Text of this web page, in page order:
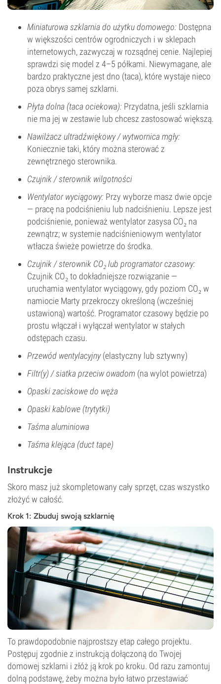
Miniaturowa szklarnia do użytku domowego: Dostępna
w większości centrów ogrodniczych i w sklepach
internetowych, zazwyczaj w rozsądnej cenie. Najlepiej
sprawdzi się model z 4–5 półkami. Niewymagane, ale
bardzo praktyczne jest dno (taca), które wystaje nieco
poza obrys samej szklarni.
Płyta dolna (taca ociekowa): Przydatna, jeśli szklarnia
nie ma jej w zestawie lub chcesz zastosować większą.
Nawilżacz ultradźwiękowy / wytwornica mgły:
Koniecznie taki, który można sterować z
zewnętrznego sterownika.
Czujnik / sterownik wilgotności
Wentylator wyciągowy: Przy wyborze masz dwie opcje
— pracę na podciśnieniu lub nadciśnieniu. Lepsze jest
podciśnienie, ponieważ wentylator zasysa CO₂ na
zewnątrz; w systemie nadciśnieniowym wentylator
wtłacza świeże powietrze do środka.
Czujnik / sterownik CO₂ lub programator czasowy:
Czujnik CO₂ to dokładniejsze rozwiązanie —
uruchamia wentylator wyciągowy, gdy poziom CO₂ w
namiocie Marty przekroczy określoną (wcześniej
ustawioną) wartość. Programator czasowy będzie po
prostu włączał i wyłączał wentylator w stałych
odstępach czasu.
Przewód wentylacyjny(elastyczny lub sztywny)
Filtr(y) / siatka przeciw owadom (na wylot powietrza)
Opaski zaciskowe do węża
Opaski kablowe (trytytki)
Taśma aluminiowa
Taśma klejąca (duct tape)
Instrukcje
Skoro masz już skompletowany cały sprzęt, czas wszystko
złożyć w całość.
Krok 1: Zbuduj swoją szklarnię
To prawdopodobnie najprostszy etap całego projektu.
Postępuj zgodnie z instrukcją dołączoną do Twojej
domowej szklarni i złóż ją krok po kroku. Od razu zamontuj
dolną podstawę, żeby można było łatwo przestawiać